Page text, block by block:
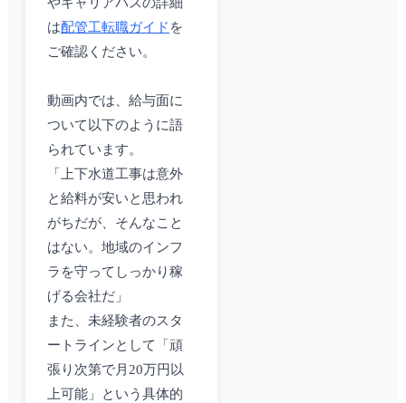
は配管工転職ガイド を
ご確認ください。
動画内では、給与面に
ついて以下のように語
られています。
「上下水道工事は意外
と給料が安いと思われ
がちだが、そんなこと
はない。地域のインフ
ラを守ってしっかり稼
げる会社だ」
また、未経験者のスタ
ートラインとして「頑
張り次第で月20万円以
上可能」という具体的